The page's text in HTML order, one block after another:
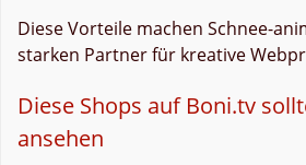
Diese Vorteile machen Schnee-
starken Partner für kreative
Diese Shops auf Boni.tv
ansehen